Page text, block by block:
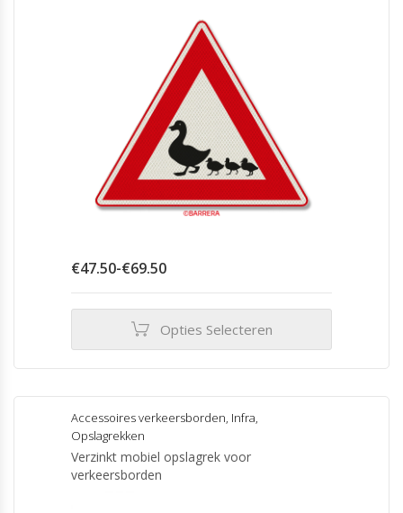
€47.50-€69.50Prijsklasse:
€69.50
Opties Selecteren
heeft
meerdere
variaties.
Deze
optie
kan
Accessoires verkeersborden, Infra,
Opslagrekken
Verzinkt mobiel opslagrek voor
verkeersborden